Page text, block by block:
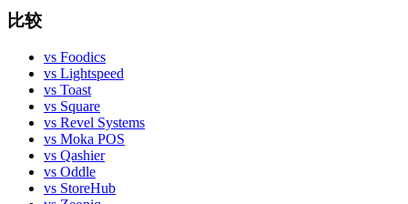
比较
vs Foodics
vs Lightspeed
vs Toast
vs Square
vs Revel Systems
vs Moka POS
vs Qashier
vs Oddle
vs StoreHub